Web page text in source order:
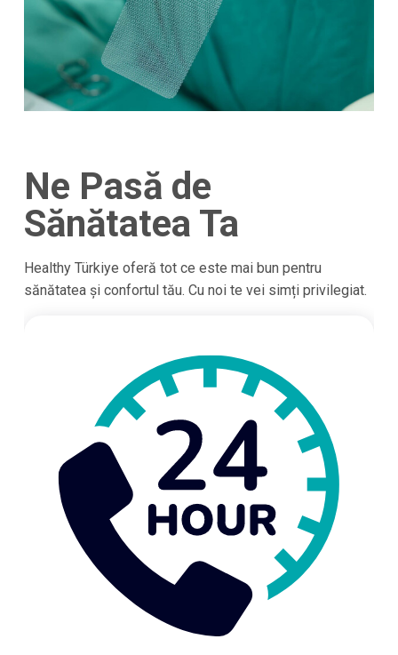
Ne Pasă de
Sănătatea Ta
Healthy Türkiye oferă tot ce este mai bun pentru
sănătatea și confortul tău. Cu noi te vei simți privilegiat.